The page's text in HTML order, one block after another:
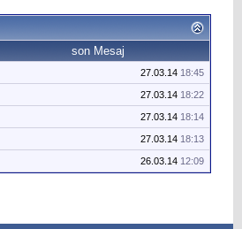
son Mesaj
27.03.14 18:45
27.03.14 18:22
27.03.14 18:14
27.03.14 18:13
26.03.14 12:09